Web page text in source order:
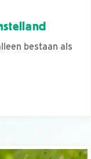
bestaan als